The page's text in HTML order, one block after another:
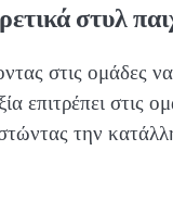
στυλ
στις ομάδες
επιτρέπει στις
την